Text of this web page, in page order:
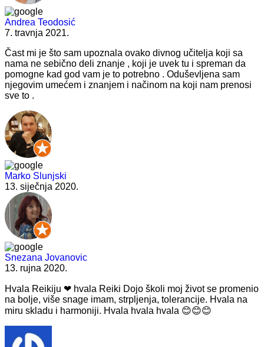
Andrea Teodosić
7. travnja 2021.
Čast mi je što sam upoznala ovako divnog učitelja koji sa
nama ne sebično deli znanje , koji je uvek tu i spreman da
pomogne kad god vam je to potrebno . Oduševljena sam
njegovim umećem i znanjem i načinom na koji nam prenosi
sve to .
Marko Slunjski
13. siječnja 2020.
Snezana Jovanovic
13. rujna 2020.
Hvala Reikiju ❤ hvala Reiki Dojo školi moj život se promenio
na bolje, više snage imam, strpljenja, tolerancije. Hvala na
miru skladu i harmoniji. Hvala hvala hvala 😊😊😊